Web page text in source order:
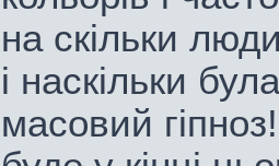
на скільки
і наскільки
масовий